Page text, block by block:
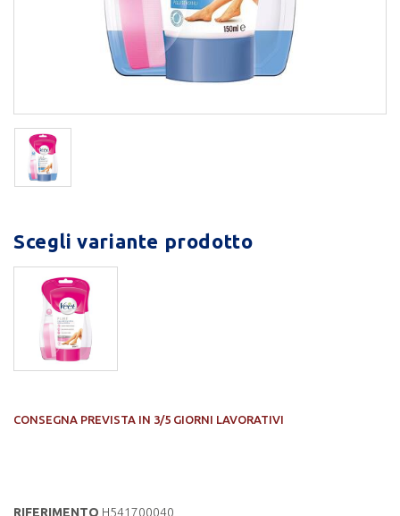
Scegli variante prodotto
CONSEGNA PREVISTA IN 3/5 GIORNI LAVORATIVI
RIFERIMENTO H541700040